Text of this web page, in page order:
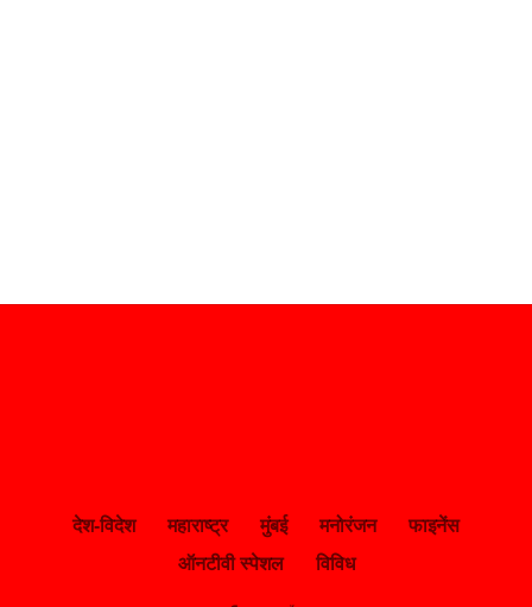
देश-विदेश महाराष्ट्र मुंबई मनोरंजन
फाइनेंस
ऑनटीवी स्पेशल
विविध